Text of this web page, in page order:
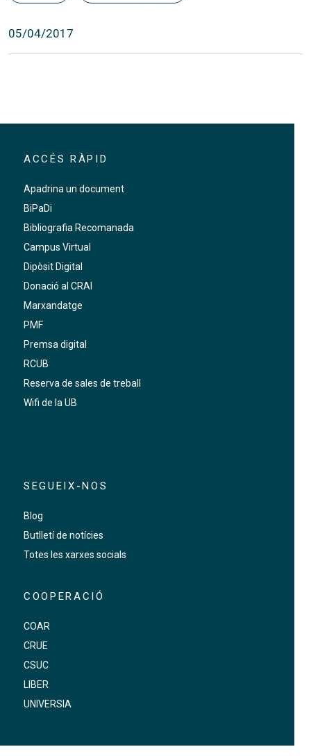
05/04/2017
ACCÉS RÀPID
Apadrina un document
BiPaDi
Bibliografia Recomanada
Campus Virtual
Dipòsit Digital
Donació al CRAI
Marxandatge
PMF
Premsa digital
RCUB
Reserva de sales de treball
Wifi de la UB
SEGUEIX-NOS
Blog
Butlletí de notícies
Totes les xarxes socials
COOPERACIÓ
COAR
CRUE
CSUC
LIBER
UNIVERSIA